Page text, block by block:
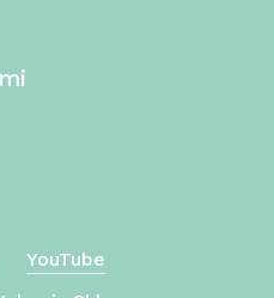
YouTube